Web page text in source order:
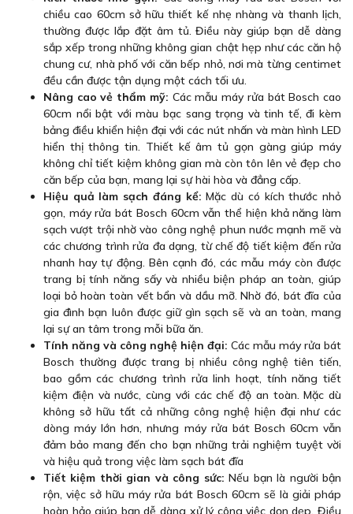
chiều cao 60cm sở hữu thiết kế nhẹ nhàng và thanh lịch,
thường được lắp đặt âm tủ. Điều này giúp bạn dễ dàng
sắp xếp trong những không gian chật hẹp như các căn hộ
chung cư, nhà phố với căn bếp nhỏ, nơi mà từng centimet
đều cần được tận dụng một cách tối ưu.
Nâng cao vẻ thẩm mỹ: Các mẫu máy rửa bát Bosch cao
60cm nổi bật với màu bạc sang trọng và tinh tế, đi kèm
bảng điều khiển hiện đại với các nút nhấn và màn hình LED
hiển thị thông tin. Thiết kế âm tủ gọn gàng giúp máy
không chỉ tiết kiệm không gian mà còn tôn lên vẻ đẹp cho
căn bếp của bạn, mang lại sự hài hòa và đẳng cấp.
Hiệu quả làm sạch đáng kể:Mặc dù có kích thước nhỏ
gọn, máy rửa bát Bosch 60cm vẫn thể hiện khả năng làm
sạch vượt trội nhờ vào công nghệ phun nước mạnh mẽ và
các chương trình rửa đa dạng, từ chế độ tiết kiệm đến rửa
nhanh hay tự động. Bên cạnh đó, các mẫu máy còn được
trang bị tính năng sấy và nhiều biện pháp an toàn, giúp
loại bỏ hoàn toàn vết bẩn và dầu mỡ. Nhờ đó, bát đĩa của
gia đình bạn luôn được giữ gìn sạch sẽ và an toàn, mang
lại sự an tâm trong mỗi bữa ăn.
Tính năng và công nghệ hiện đại: Các mẫu máy rửa bát
Bosch thường được trang bị nhiều công nghệ tiên tiến,
bao gồm các chương trình rửa linh hoạt, tính năng tiết
kiệm điện và nước, cùng với các chế độ an toàn. Mặc dù
không sở hữu tất cả những công nghệ hiện đại như các
dòng máy lớn hơn, nhưng máy rửa bát Bosch 60cm vẫn
đảm bảo mang đến cho bạn những trải nghiệm tuyệt vời
và hiệu quả trong việc làm sạch bát đĩa
Tiết kiệm thời gian và công sức: Nếu bạn là người bận
rộn, việc sở hữu máy rửa bát Bosch 60cm sẽ là giải pháp
hoàn hảo giúp bạn dễ dàng xử lý công việc dọn dẹp. Điều